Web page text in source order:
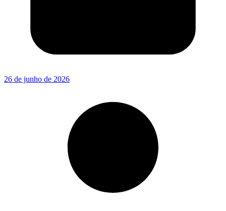
26 de junho de 2026